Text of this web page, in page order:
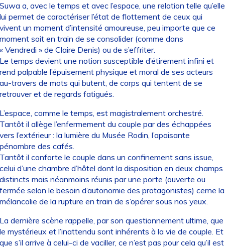
a, avec le temps et avec l’espace, une relation telle qu’elle
permet de caractériser l’état de flottement de ceux qui
un moment d’intensité amoureuse, peu importe que ce
soit en train de se consolider (comme dans
Vendredi » de Claire Denis) ou de s’effriter.
temps devient une notion susceptible d’étirement infini et
palpable l’épuisement physique et moral de ses acteurs
travers de mots qui butent, de corps qui tentent de se
et de regards fatigués.
comme le temps, est magistralement orchestré.
il allège l’enfermement du couple par des échappées
l’extérieur : la lumière du Musée Rodin, l’apaisante
des cafés.
il conforte le couple dans un confinement sans issue,
d’une chambre d’hôtel dont la disposition en deux champs
mais néanmoins réunis par une porte (ouverte ou
selon le besoin d’autonomie des protagonistes) cerne la
de la rupture en train de s’opérer sous nos yeux.
dernière scène rappelle, par son questionnement ultime, que
mystérieux et l’inattendu sont inhérents à la vie de couple. Et
s’il arrive à celui-ci de vaciller, ce n’est pas pour cela qu’il est